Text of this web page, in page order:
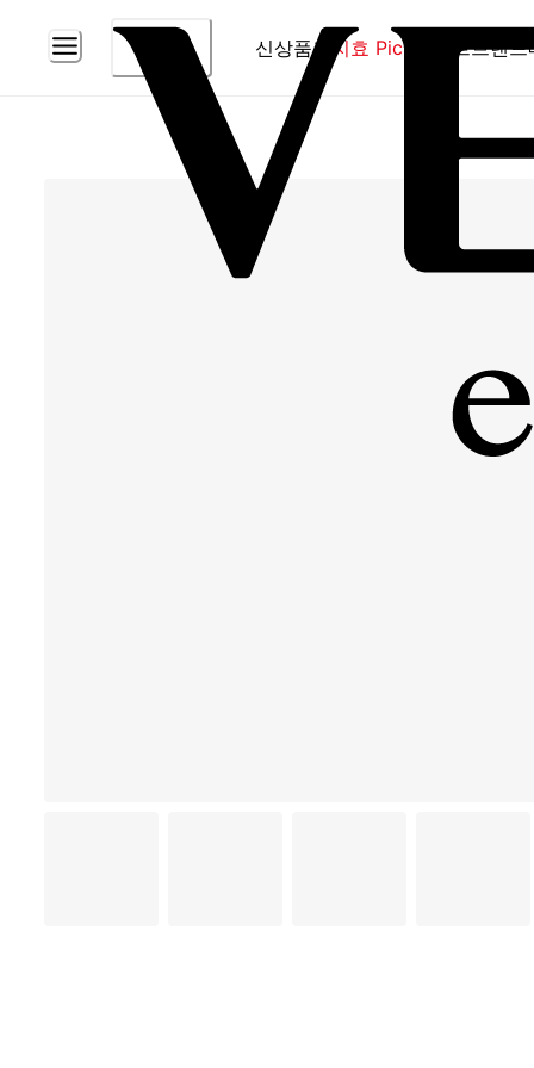
신상품홈 지효 Pick 베스트브랜드